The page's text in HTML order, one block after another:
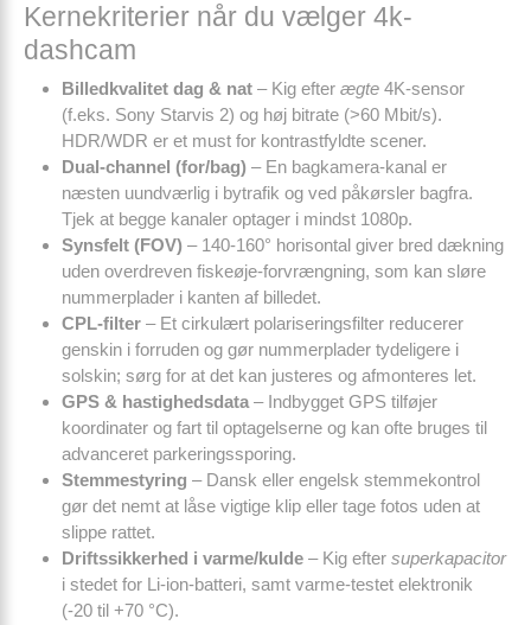
Kernekriterier når du vælger 4k-
dashcam
Billedkvalitet dag & nat – Kig efter ægte 4K-sensor
(f.eks. Sony Starvis 2) og høj bitrate (>60 Mbit/s).
HDR/WDR er et must for kontrastfyldte scener.
Dual-channel (for/bag) – En bagkamera-kanal er
næsten uundværlig i bytrafik og ved påkørsler bagfra.
Tjek at begge kanaler optager i mindst 1080p.
Synsfelt (FOV) – 140-160° horisontal giver bred dækning
uden overdreven fiskeøje-forvrængning, som kan sløre
nummerplader i kanten af billedet.
CPL-filter – Et cirkulært polariseringsfilter reducerer
genskin i forruden og gør nummerplader tydeligere i
solskin; sørg for at det kan justeres og afmonteres let.
GPS & hastighedsdata – Indbygget GPS tilføjer
koordinater og fart til optagelserne og kan ofte bruges til
advanceret parkeringssporing.
Stemmestyring – Dansk eller engelsk stemmekontrol
gør det nemt at låse vigtige klip eller tage fotos uden at
slippe rattet.
Driftssikkerhed i varme/kulde – Kig efter superkapacitor
i stedet for Li-ion-batteri, samt varme-testet elektronik
(-20 til +70 °C).